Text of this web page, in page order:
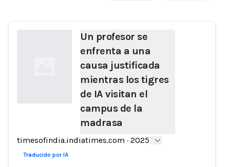
Un profesor se
enfrenta a una
causa justificada
mientras los tigres
de IA visitan el
campus de la
madrasa
timesofindia.indiatimes.com · 2025
Traducido por IA